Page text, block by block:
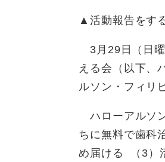
▲活動報告をす
3月29日（日曜
える会（以下、
ルソン・フィリ
ハローアルソ
ちに無料で歯科
め届ける （3）